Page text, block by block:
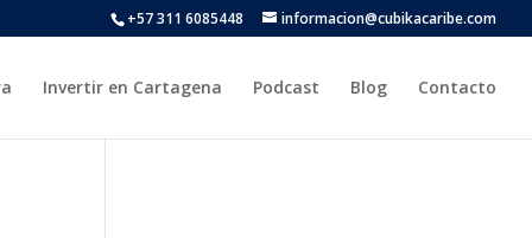
+57 311 6085448 informacion@cubikacaribe.com
Invertir en Cartagena Podcast Blog Contacto